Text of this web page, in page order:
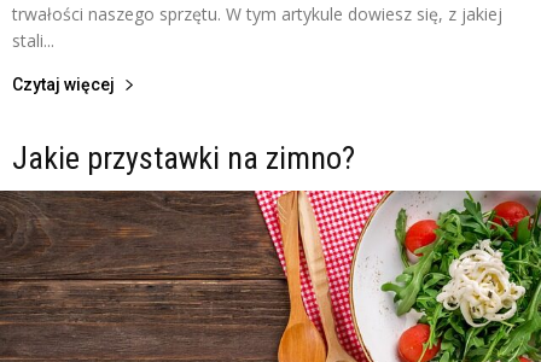
trwałości naszego sprzętu. W tym artykule dowiesz się, z jakiej
stali...
Czytaj więcej
Jakie przystawki na zimno?